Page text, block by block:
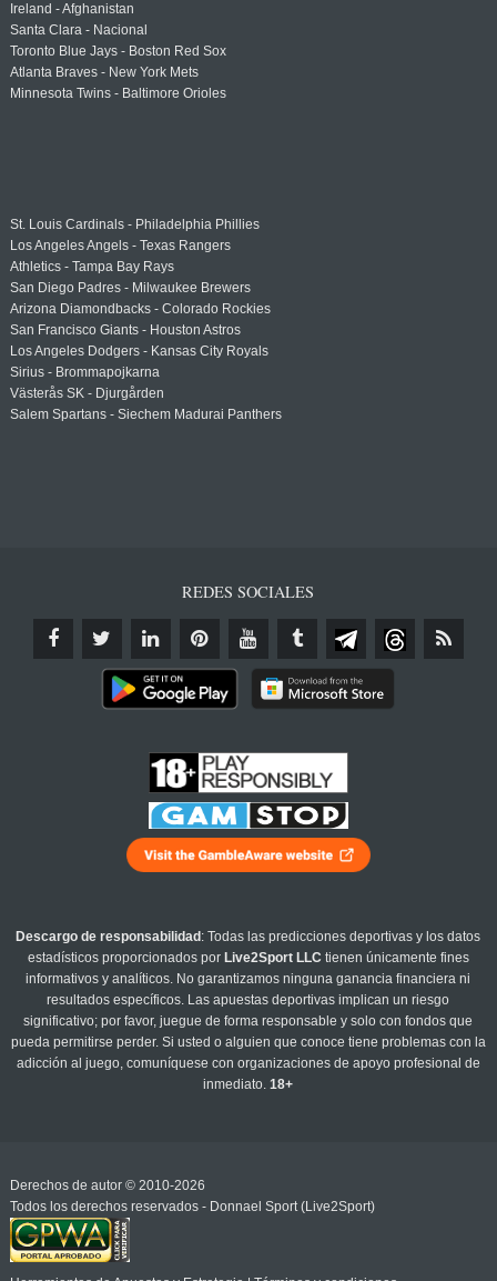
Ireland - Afghanistan
Santa Clara - Nacional
Toronto Blue Jays - Boston Red Sox
Atlanta Braves - New York Mets
Minnesota Twins - Baltimore Orioles
St. Louis Cardinals - Philadelphia Phillies
Los Angeles Angels - Texas Rangers
Athletics - Tampa Bay Rays
San Diego Padres - Milwaukee Brewers
Arizona Diamondbacks - Colorado Rockies
San Francisco Giants - Houston Astros
Los Angeles Dodgers - Kansas City Royals
Sirius - Brommapojkarna
Västerås SK - Djurgården
Salem Spartans - Siechem Madurai Panthers
REDES SOCIALES
Descargo de responsabilidad : Todas las predicciones deportivas y los datos
estadísticos proporcionados por Live2Sport LLC tienen únicamente fines
informativos y analíticos. No garantizamos ninguna ganancia financiera ni
resultados específicos. Las apuestas deportivas implican un riesgo
significativo; por favor, juegue de forma responsable y solo con fondos que
pueda permitirse perder. Si usted o alguien que conoce tiene problemas con la
adicción al juego, comuníquese con organizaciones de apoyo profesional de
inmediato.18+
Derechos de autor © 2010-2026
Todos los derechos reservados - Donnael Sport (Live2Sport)